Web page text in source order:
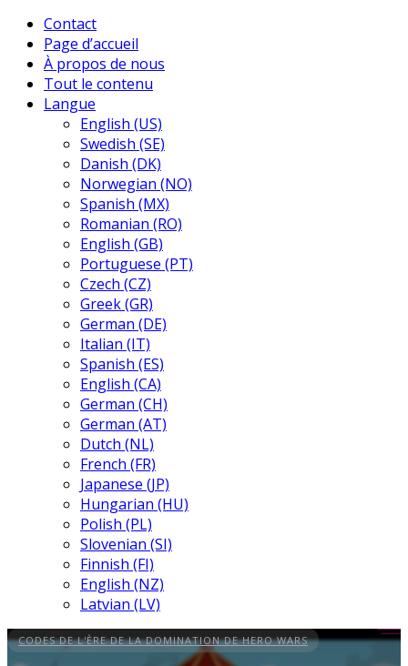
Contact
Page d’accueil
À propos de nous
Tout le contenu
Langue
English (US)
Swedish (SE)
Danish (DK)
Norwegian (NO)
Spanish (MX)
Romanian (RO)
English (GB)
Portuguese (PT)
Czech (CZ)
Greek (GR)
German (DE)
Italian (IT)
Spanish (ES)
English (CA)
German (CH)
German (AT)
Dutch (NL)
French (FR)
Japanese (JP)
Hungarian (HU)
Polish (PL)
Slovenian (SI)
Finnish (FI)
English (NZ)
Latvian (LV)
CODES DE L'ÈRE DE LA DOMINATION DE HERO WARS